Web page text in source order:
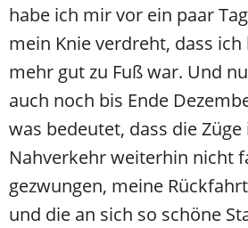
habe ich mir vor ein paar
mein Knie verdreht, dass
mehr gut zu Fuß war. Und
auch noch bis Ende
was bedeutet, dass die
Nahverkehr weiterhin nicht
gezwungen, meine
und die an sich so schöne